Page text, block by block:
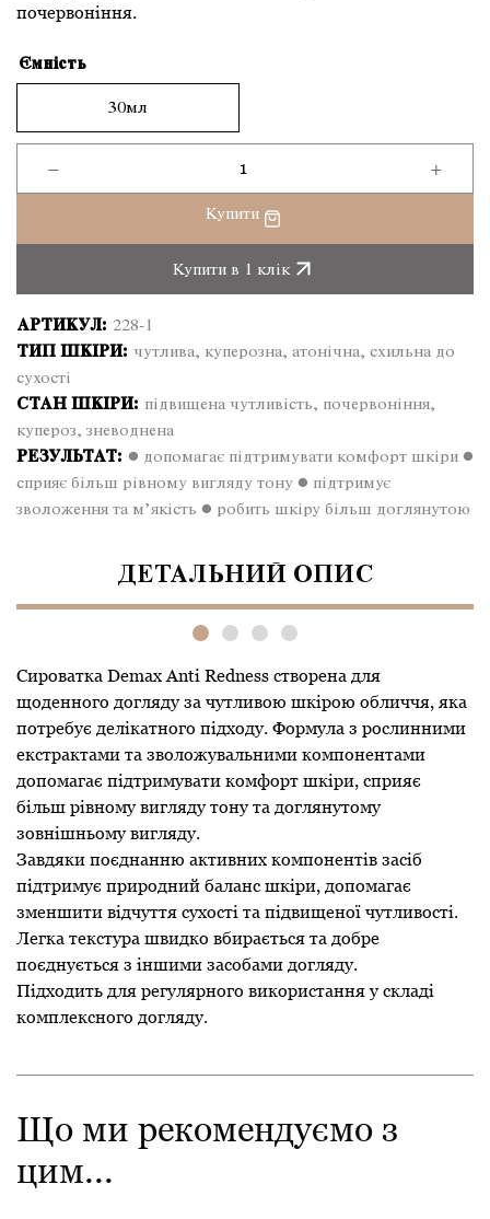
почервоніння.
Ємність
30мл
−
Demax
сироватка
для
обличчя
Anti
30
кількість
+
Купити
Купити в 1 клік
АРТИКУЛ: 228-1
ТИП ШКІРИ: чутлива, куперозна, атонічна, схильна до
сухості
СТАН ШКІРИ: підвищена чутливість, почервоніння,
купероз, зневоднена
РЕЗУЛЬТАТ: ● допомагає підтримувати комфорт шкіри ●
сприяє більш рівному вигляду тону ● підтримує
зволоження та м’якість ● робить шкіру більш доглянутою
ДЕТАЛЬНИЙ ОПИС
Сироватка Demax Anti Redness створена для
щоденного догляду за чутливою шкірою обличчя, яка
потребує делікатного підходу. Формула з рослинними
екстрактами та зволожувальними компонентами
допомагає підтримувати комфорт шкіри, сприяє
більш рівному вигляду тону та доглянутому
зовнішньому вигляду.
Завдяки поєднанню активних компонентів засіб
підтримує природний баланс шкіри, допомагає
зменшити відчуття сухості та підвищеної чутливості.
Легка текстура швидко вбирається та добре
поєднується з іншими засобами догляду.
Підходить для регулярного використання у складі
комплексного догляду.
Що ми рекомендуємо з
цим...